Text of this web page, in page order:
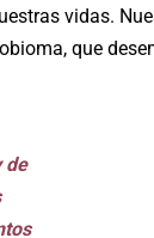
vidas.
que
de